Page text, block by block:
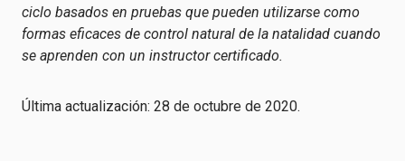
ciclo basados en pruebas que pueden utilizarse como
formas eficaces de control natural de la natalidad cuando
se aprenden con un instructor certificado.
Última actualización: 28 de octubre de 2020.